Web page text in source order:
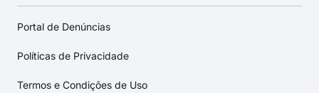
Portal de Denúncias
Políticas de Privacidade
Termos e Condições de Uso